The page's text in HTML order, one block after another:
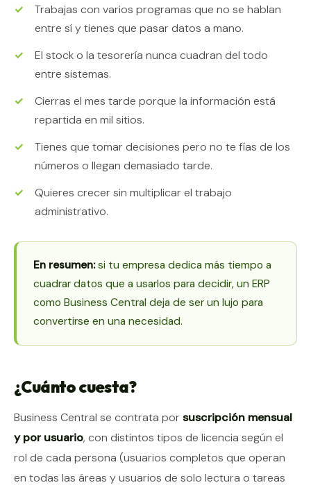
Trabajas con varios programas que no se hablan
entre sí y tienes que pasar datos a mano.
El stock o la tesorería nunca cuadran del todo
entre sistemas.
Cierras el mes tarde porque la información está
repartida en mil sitios.
Tienes que tomar decisiones pero no te fías de los
números o llegan demasiado tarde.
Quieres crecer sin multiplicar el trabajo
administrativo.
En resumen:si tu empresa dedica más tiempo a
cuadrar datos que a usarlos para decidir, un ERP
como Business Central deja de ser un lujo para
convertirse en una necesidad.
¿Cuánto cuesta?
Business Central se contrata porsuscripción mensual
y por usuario, con distintos tipos de licencia según el
rol de cada persona (usuarios completos que operan
en todas las áreas y usuarios de solo lectura o tareas